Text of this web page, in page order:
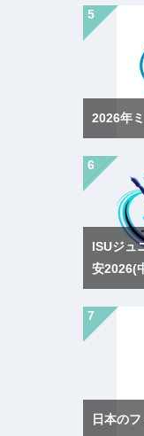
2026年
ISUジュ
安2026(
日本の